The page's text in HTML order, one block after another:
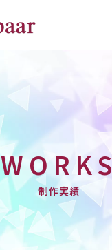
WORKS
制作実績